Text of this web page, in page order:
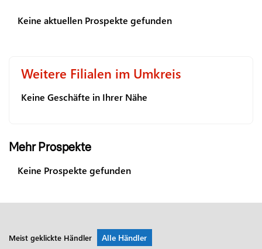
Weitere Filialen im Umkreis
Keine Geschäfte in Ihrer Nähe
Keine aktuellen Prospekte gefunden
Mehr Prospekte
Keine Prospekte gefunden
Meist geklickte Händler Alle Händler